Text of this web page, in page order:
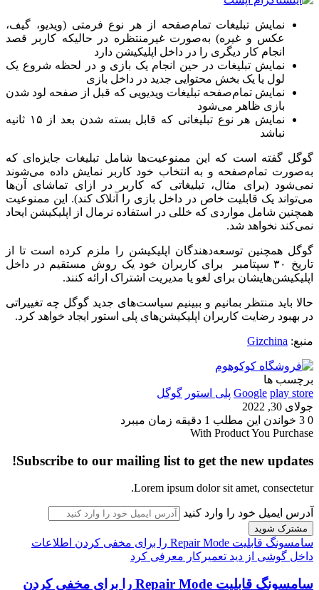
نمایش تبلیغات تمام‌صفحه از هر نوع فرمتی (ویدیو، گیف،
عکس و غیره) به‌صورت غیرمنتظره در حالیکه کاربر قصد
انجام کار دیگری را در داخل اپلیکیشن دارد
نمایش تبلیغات در حین انجام یک بازی و در لحظه شروع یک
لول یا یک بخش محتوایی جدید در داخل بازی‌
نمایش تمام‌صفحه تبلیغات ویدیویی که قبل از صفحه لود شدن
بازی ظاهر می‌شود
نمایش هر نوع تبلیغاتی که قابل بسته شدن بعد از ۱۵ ثانیه
نباشد
گوگل گفته است که این ممنوعیت‌ها شامل تبلیغات جایزه‌ای که
به‌صورت تمام‌صفحه و به انتخاب خود کاربر نمایش داده می‌شوند
نمی‌شود (برای مثال، تبلیغاتی که‌ کاربر در ازای تماشای آن‌ها
می‌تواند یک قابلیت خاص در داخل بازی را آنلاک کند). این ممنوعیت
همچنین شامل مواردی که خللی در استفاده نرمال از اپلیکیشن ایحاد
نمی‌کند نخواهد شد.‌
گوگل همچنین توسعه‌دهندگان اپلیکیشن را ملزم کرده است تا از
تاریخ ۳۰ سپتامبر برای کاربران خود یک روش مستقیم در داخل
اپلیکیشن‌هایشان برای لغو یا مدیریت اشتراک ارائه کنند.
حالا باید منتظر بمانیم و ببینیم سیاست‌های جدید گوگل چه تغییراتی
در بهبود رضایت کاربران اپلیکیشن‌های پلی استور ایجاد خواهد کرد.
منبع: Gizchina
برچسب ها
Google play store پلی استور گوگل
جولای 30, 2022
0
خواندن این مطلب 1 دقیقه زمان میبرد
With Product You Purchase
Subscribe to our mailing list to get the new updates!
Lorem ipsum dolor sit amet, consectetur.
آدرس ایمیل خود را وارد کنید
سامسونگ قابلیت Repair Mode را برای مخفی کردن اطلاعات
داخل گوشی از دید تعمیرکار معرفی کرد
سامسونگ قابلیت Repair Mode را برای مخفی کردن